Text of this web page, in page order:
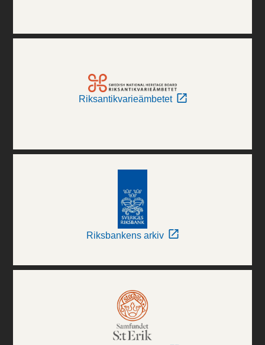
Riksantikvarieämbetet
Riksbankens arkiv